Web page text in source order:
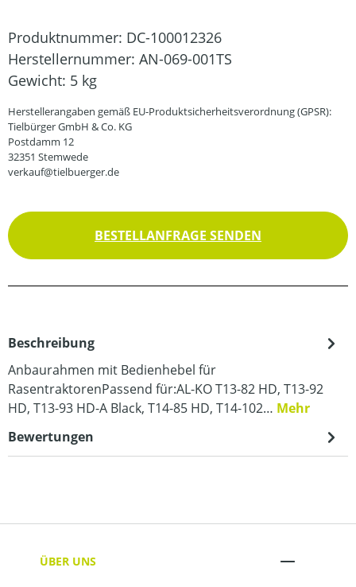
Produktnummer: DC-100012326
Herstellernummer: AN-069-001TS
Gewicht: 5 kg
Herstellerangaben gemäß EU-Produktsicherheitsverordnung (GPSR):
Tielbürger GmbH & Co. KG
Postdamm 12
32351 Stemwede
verkauf@tielbuerger.de
BESTELLANFRAGE SENDEN
Beschreibung
Anbaurahmen mit Bedienhebel für
RasentraktorenPassend für:AL-KO T13-82 HD, T13-92
HD, T13-93 HD-A Black, T14-85 HD, T14-102… Mehr
Bewertungen
ÜBER UNS